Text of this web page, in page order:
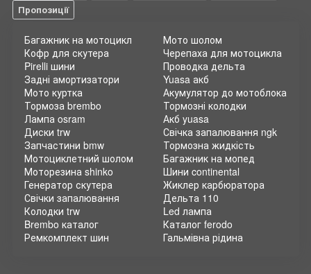
Пропозиції
Багажник на мотоцикл
Кофр для скутера
Pirelli шини
Задні амортизатори
Мото куртка
Тормоза brembo
Лампа osram
Диски trw
Мото шолом
Черепаха для мотоцикла
Проводка дельта
Yuasa акб
Акумулятор до мотоблока
Тормозні колодки
Акб yuasa
Свічка запалювання ngk
Запчастини bmw
Мотоциклетний шолом
Моторезина shinko
Генератор скутера
Свічки запалювання
Колодки trw
Brembo каталог
Ремкомплект шин
Тормозна жидкість
Багажник на мопед
Шини continental
Жиклер карбюратора
Дельта 110
Led лампа
Каталог ferodo
Гальмівна рідина